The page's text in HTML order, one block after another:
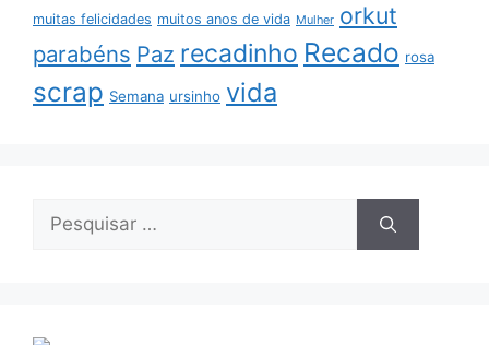
muitas felicidades muitos anos de vida Mulher orkut
parabéns Paz recadinho Recado rosa
scrap Semana ursinho vida
Pesquisar